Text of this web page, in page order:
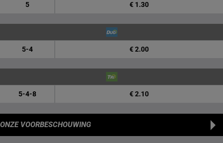
5 € 1.30
5-4 € 2.00
5-4-8 € 2.10
ONZE VOORBESCHOUWING